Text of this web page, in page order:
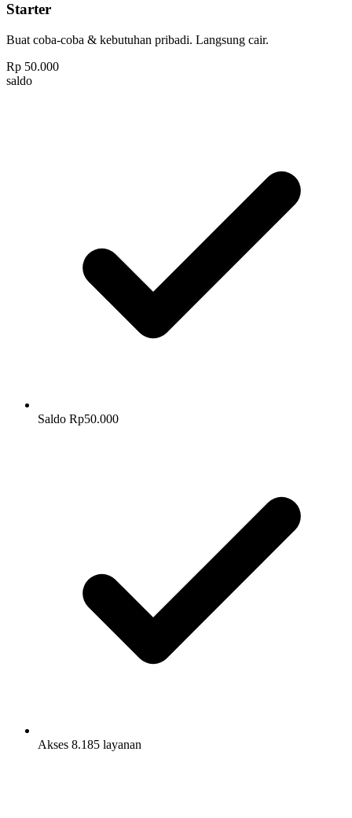
Starter
Buat coba-coba & kebutuhan pribadi. Langsung cair.
Rp 50.000
saldo
Saldo Rp50.000
Akses 8.185 layanan